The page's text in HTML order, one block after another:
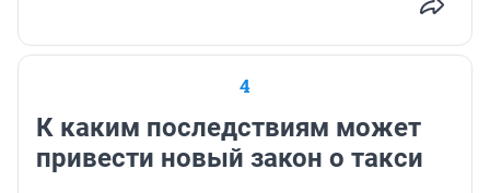
4
К каким последствиям может
привести новый закон о такси